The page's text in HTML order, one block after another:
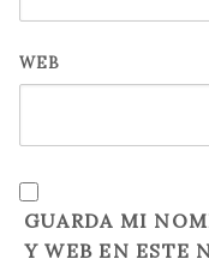
WEB
GUARDA MI
Y WEB EN ESTE